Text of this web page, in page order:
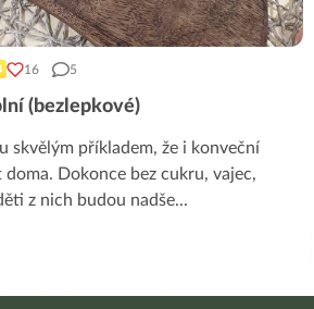
16 5
(bezlepkové)
skvělým příkladem, že i konveční
Dokonce bez cukru, vajec,
z nich budou nadše...